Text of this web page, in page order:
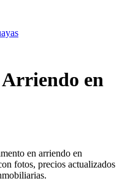
en
en arriendo en
fotos, precios actualizados